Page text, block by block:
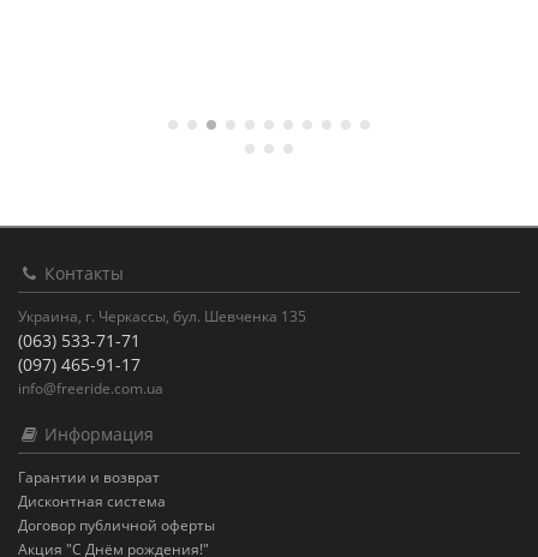
Контакты
Украина, г. Черкассы, бул. Шевченка 135
(063) 533-71-71
(097) 465-91-17
info@freeride.com.ua
Информация
Гарантии и возврат
Дисконтная система
Договор публичной оферты
Акция "С Днём рождения!"